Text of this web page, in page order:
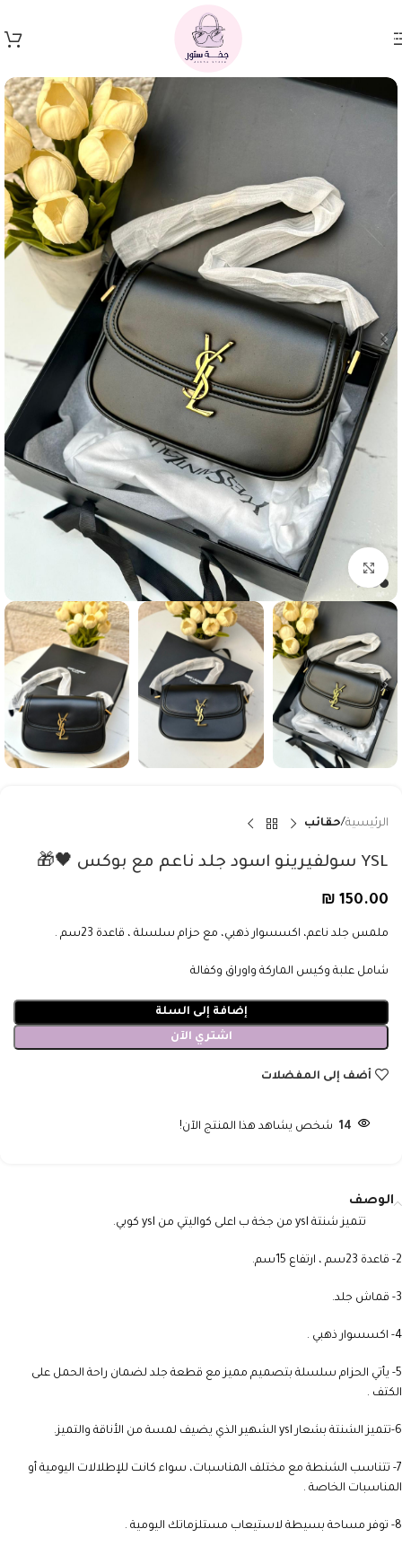
Skip to main content
Click to enlarge
الرئيسية حقائب
YSL سولفيرينو اسود جلد ناعم مع بوكس 🖤🎁
₪ 150.00
ملمس جلد ناعم، اكسسوار ذهبي، مع حزام سلسلة ، قاعدة 23سم .
شامل علبة وكيس الماركة واوراق وكفالة
إضافة إلى السلة
اشتري الآن
أضف إلى المفضلات
14 شخص يشاهد هذا المنتج الآن!
الوصف
تتميز شنتة ysl من جخة ب اعلى كواليتي من ysl كوبي.
2- قاعدة 23سم ، ارتفاع 15سم.
3- قماش جلد.
4- اكسسوار ذهبي .
5- يأتي الحزام سلسلة بتصميم مميز مع قطعة جلد لضمان راحة الحمل على
الكتف .
6-تتميز الشنتة بشعار ysl الشهير الذي يضيف لمسة من الأناقة والتميز.
7- تتناسب الشنطة مع مختلف المناسبات، سواء كانت للإطلالات اليومية أو
المناسبات الخاصة .
8- توفر مساحة بسيطة لاستيعاب مستلزماتك اليومية .